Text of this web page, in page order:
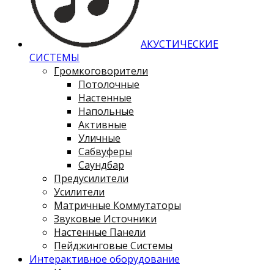
АКУСТИЧЕСКИЕ
СИСТЕМЫ
Громкоговорители
Потолочные
Настенные
Напольные
Активные
Уличные
Сабвуферы
Саундбар
Предусилители
Усилители
Матричные Коммутаторы
Звуковые Источники
Настенные Панели
Пейджинговые Системы
Интерактивное оборудование